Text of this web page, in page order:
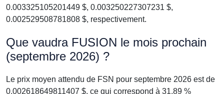
0.003325105201449 $, 0.003250227307231 $,
0.002529508781808 $, respectivement.
Que vaudra FUSION le mois prochain
(septembre 2026) ?
Le prix moyen attendu de FSN pour septembre 2026 est de
0.002618649811407 $, ce qui correspond à 31.89 %